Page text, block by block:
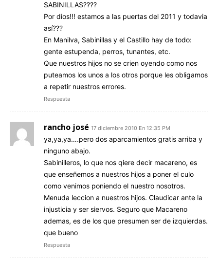
SABINILLAS????
Por dios!!! estamos a las puertas del 2011 y todavia
así???
En Manilva, Sabinillas y el Castillo hay de todo:
gente estupenda, perros, tunantes, etc.
Que nuestros hijos no se crien oyendo como nos
puteamos los unos a los otros porque les obligamos
a repetir nuestros errores.
Respuesta
rancho josé 17 diciembre 2010 En 12:35 PM
ya,ya,ya….pero dos aparcamientos gratis arriba y
ninguno abajo.
Sabinilleros, lo que nos qiere decir macareno, es
que enseñemos a nuestros hijos a poner el culo
como venimos poniendo el nuestro nosotros.
Menuda leccion a nuestros hijos. Claudicar ante la
injusticia y ser siervos. Seguro que Macareno
ademas, es de los que presumen ser de izquierdas.
que bueno
Respuesta